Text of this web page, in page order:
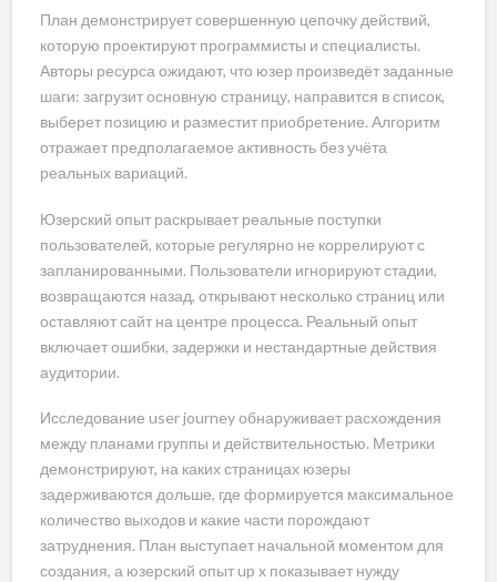
План демонстрирует совершенную цепочку действий,
которую проектируют программисты и специалисты.
Авторы ресурса ожидают, что юзер произведёт заданные
шаги: загрузит основную страницу, направится в список,
выберет позицию и разместит приобретение. Алгоритм
отражает предполагаемое активность без учёта
реальных вариаций.
Юзерский опыт раскрывает реальные поступки
пользователей, которые регулярно не коррелируют с
запланированными. Пользователи игнорируют стадии,
возвращаются назад, открывают несколько страниц или
оставляют сайт на центре процесса. Реальный опыт
включает ошибки, задержки и нестандартные действия
аудитории.
Исследование user journey обнаруживает расхождения
между планами группы и действительностью. Метрики
демонстрируют, на каких страницах юзеры
задерживаются дольше, где формируется максимальное
количество выходов и какие части порождают
затруднения. План выступает начальной моментом для
создания, а юзерский опыт up x показывает нужду